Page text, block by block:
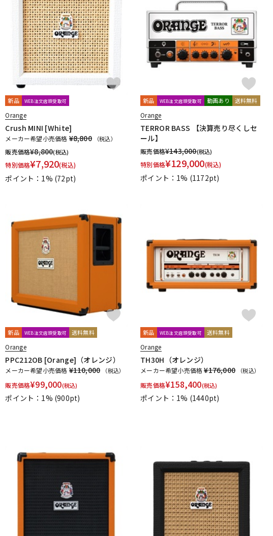
新品 WEB注文店頭受取可
Orange
Crush MINI [White]
メーカー希望小売価格 ¥8,800 （税込）
販売価格¥8,800(税込)
特別価格¥7,920(税込)
ポイント：1% (72pt)
新品 WEB注文店頭受取可 動画あり 送料無料
Orange
TERROR BASS 【決算売り尽くしセ
ール】
販売価格¥143,000(税込)
特別価格¥129,000(税込)
ポイント：1% (1172pt)
新品 WEB注文店頭受取可 送料無料
Orange
PPC212OB [Orange]（オレンジ）
メーカー希望小売価格 ¥110,000 （税込）
販売価格¥99,000(税込)
ポイント：1% (900pt)
新品 WEB注文店頭受取可 送料無料
Orange
TH30H（オレンジ）
メーカー希望小売価格¥176,000 （税込）
販売価格¥158,400(税込)
ポイント：1% (1440pt)